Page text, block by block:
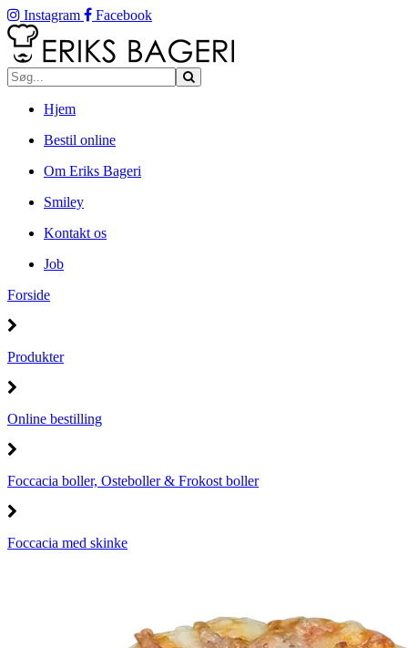
Instagram Facebook
Hjem
Bestil online
Om Eriks Bageri
Smiley
Kontakt os
Job
Forside
Produkter
Online bestilling
Foccacia boller, Osteboller & Frokost boller
Foccacia med skinke